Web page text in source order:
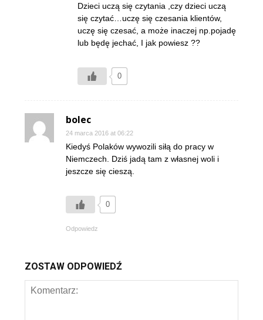
Dzieci uczą się czytania ,czy dzieci uczą
się czytać…uczę się czesania klientów,
uczę się czesać, a może inaczej np.pojadę
lub będę jechać, I jak powiesz ??
0
bolec
24 marca 2016 at 06:22
Kiedyś Polaków wywozili siłą do pracy w
Niemczech. Dziś jadą tam z własnej woli i
jeszcze się cieszą.
0
Odpowiedz
ZOSTAW ODPOWIEDŹ